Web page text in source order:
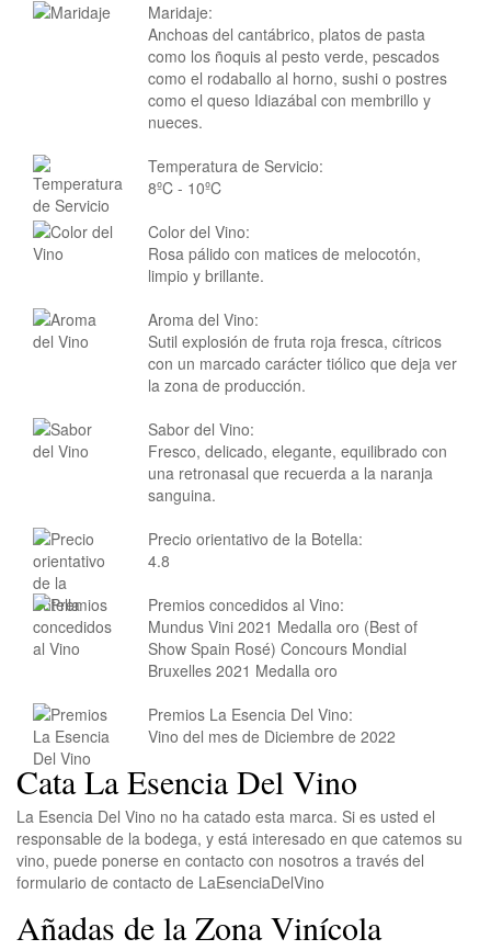
Maridaje:
Anchoas del cantábrico, platos de pasta
como los ñoquis al pesto verde, pescados
como el rodaballo al horno, sushi o postres
como el queso Idiazábal con membrillo y
nueces.
Temperatura de Servicio:
8ºC - 10ºC
Color del Vino:
Rosa pálido con matices de melocotón,
limpio y brillante.
Aroma del Vino:
Sutil explosión de fruta roja fresca, cítricos
con un marcado carácter tiólico que deja ver
la zona de producción.
Sabor del Vino:
Fresco, delicado, elegante, equilibrado con
una retronasal que recuerda a la naranja
sanguina.
Precio orientativo de la Botella:
4.8
Premios concedidos al Vino:
Mundus Vini 2021 Medalla oro (Best of
Show Spain Rosé) Concours Mondial
Bruxelles 2021 Medalla oro
Premios La Esencia Del Vino:
Vino del mes de Diciembre de 2022
Cata La Esencia Del Vino
La Esencia Del Vino no ha catado esta marca. Si es usted el
responsable de la bodega, y está interesado en que catemos su
vino, puede ponerse en contacto con nosotros a través del
formulario de contacto de LaEsenciaDelVino
Añadas de la Zona Vinícola